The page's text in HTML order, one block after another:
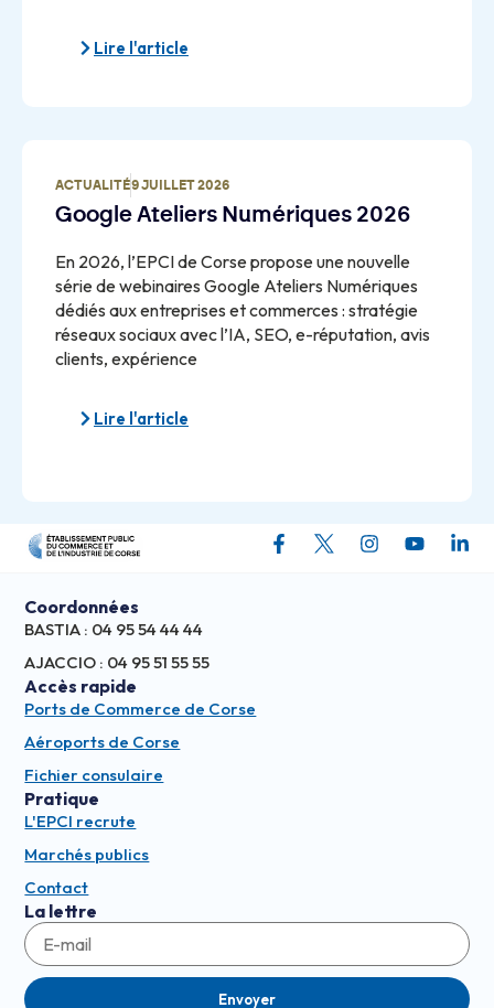
Lire l'article
ACTUALITÉ9 JUILLET 2026
Google Ateliers Numériques 2026
En 2026, l’EPCI de Corse propose une nouvelle
série de webinaires Google Ateliers Numériques
dédiés aux entreprises et commerces : stratégie
réseaux sociaux avec l’IA, SEO, e-réputation, avis
clients, expérience
Lire l'article
Coordonnées
BASTIA : 04 95 54 44 44
AJACCIO : 04 95 51 55 55
Accès rapide
Ports de Commerce de Corse
Aéroports de Corse
Fichier consulaire
Pratique
L'EPCI recrute
Marchés publics
Contact
La lettre
Envoyer